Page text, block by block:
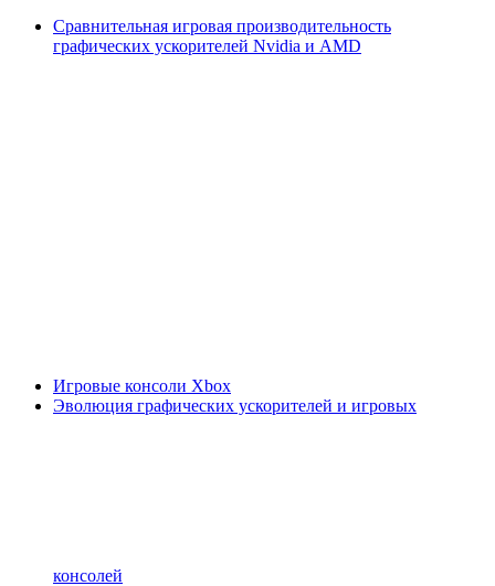
Сравнительная игровая производительность
графических ускорителей Nvidia и AMD
Игровые консоли Xbox
Эволюция графических ускорителей и игровых
консолей